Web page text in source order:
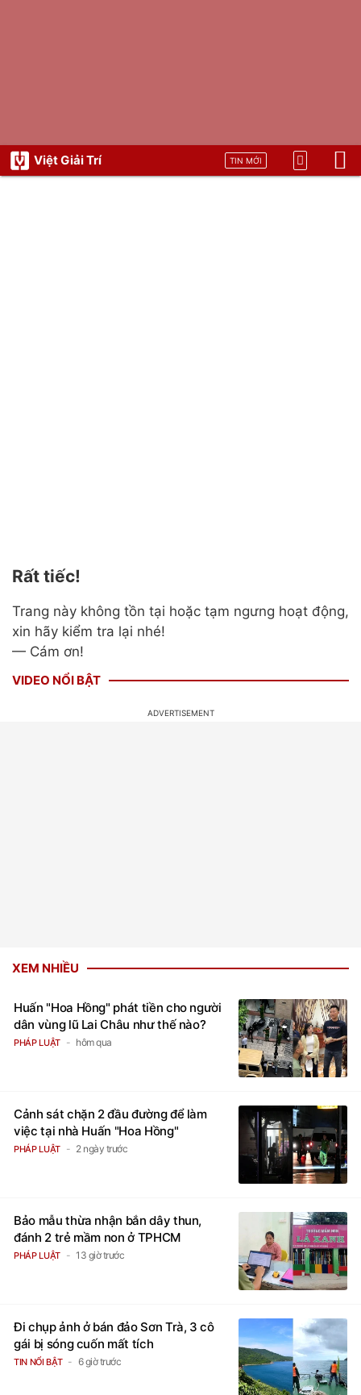
Việt Giải Trí TIN MỚI
Rất tiếc!
Trang này không tồn tại hoặc tạm ngưng hoạt động,
xin hãy kiểm tra lại nhé!
— Cám ơn!
VIDEO NỔI BẬT
XEM NHIỀU
Huấn "Hoa Hồng" phát tiền cho người
dân vùng lũ Lai Châu như thế nào?
PHÁP LUẬT hôm qua
Cảnh sát chặn 2 đầu đường để làm
việc tại nhà Huấn "Hoa Hồng"
PHÁP LUẬT 2 ngày trước
Bảo mẫu thừa nhận bắn dây thun,
đánh 2 trẻ mầm non ở TPHCM
PHÁP LUẬT 13 giờ trước
Đi chụp ảnh ở bán đảo Sơn Trà, 3 cô
gái bị sóng cuốn mất tích
TIN NỔI BẬT 6 giờ trước